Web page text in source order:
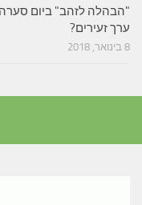
"הבהלה לזהב" ביום סערה
ערך זעירים?
8 בינואר, 2018